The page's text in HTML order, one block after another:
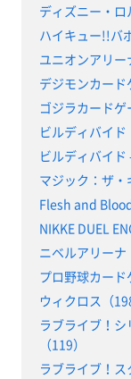
ディズニー・ロ
ハイキュー!!バ
ユニオンアリー
デジモンカード
ゴジラカードゲ
ビルディバイド
ビルディバイド
マジック：ザ・
Flesh and Blood
NIKKE DUEL
ニベルアリーナ
プロ野球カード
ウィクロス（
ラブライブ！
（119）
ラブライブ！ス